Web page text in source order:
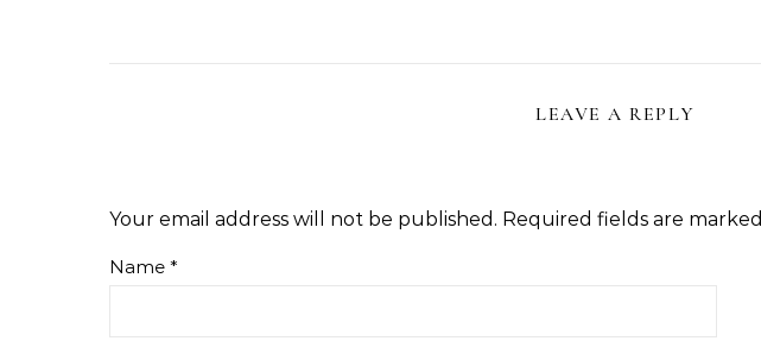
LEAVE A REPLY
Your email address will not be published. Required fields are marked
Name *